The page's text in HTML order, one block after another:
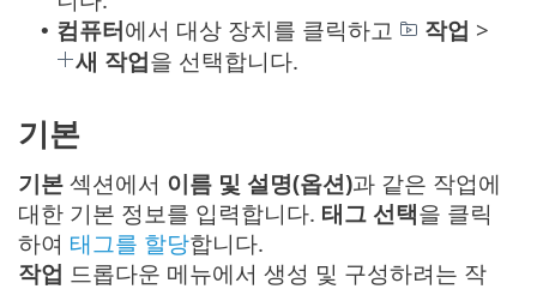
• 컴퓨터에서 대상 장치를 클릭하고 작업 >
새 작업을 선택합니다.
기본
기본 섹션에서 이름 및 설명(옵션)과 같은 작업에
대한 기본 정보를 입력합니다. 태그 선택을 클릭
하여 태그를 할당합니다.
작업 드롭다운 메뉴에서 생성 및 구성하려는 작